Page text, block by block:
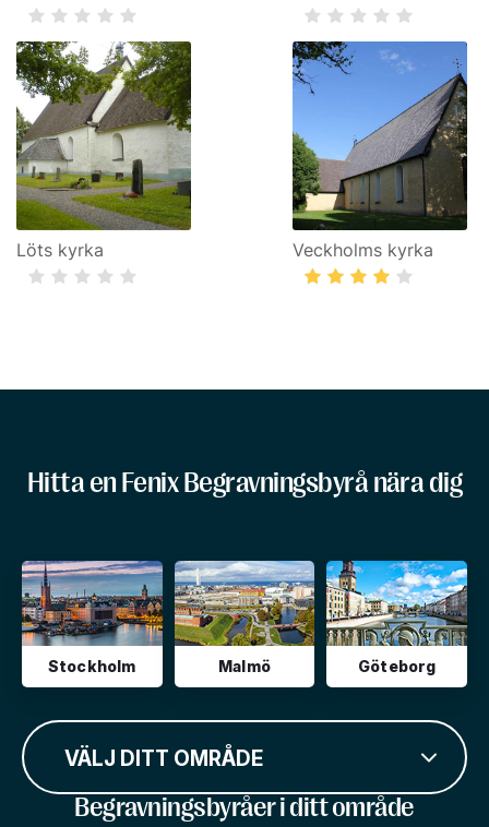
Löts kyrka Veckholms kyrka
Hitta en Fenix Begravningsbyrå nära dig
Stockholm Malmö Göteborg
VÄLJ DITT OMRÅDE
Begravningsbyråer i ditt område